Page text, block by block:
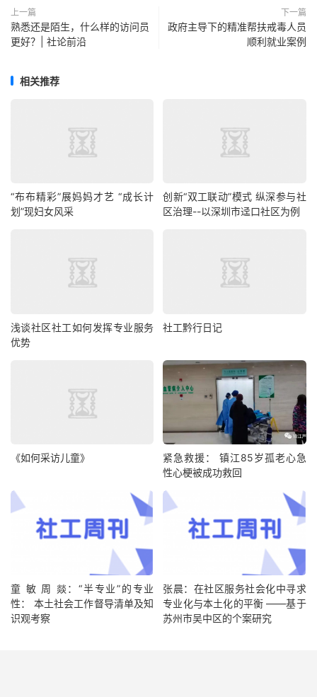
上一篇
熟悉还是陌生，什么样的访问员
更好？| 社论前沿
下一篇
政府主导下的精准帮扶戒毒人员
顺利就业案例
相关推荐
“布布精彩”展妈妈才艺 “成长计
划”现妇女风采
创新“双工联动”模式 纵深参与社
区治理--以深圳市迳口社区为例
浅谈社区社工如何发挥专业服务
优势
社工黔行日记
《如何采访儿童》
紧急救援： 镇江85岁孤老心急
性心梗被成功救回
童 敏 周 燚：“半专业”的专业
性： 本土社会工作督导清单及知
识观考察
张晨：在社区服务社会化中寻求
专业化与本土化的平衡 ——基于
苏州市吴中区的个案研究